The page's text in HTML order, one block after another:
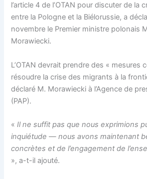
l’article 4 de l’OTAN pour discuter de la
entre la Pologne et la Biélorussie, a
novembre le Premier ministre polonais
Morawiecki.
L’OTAN devrait prendre des « mesures
résoudre la crise des migrants à la
déclaré M. Morawiecki à l’Agence de
(PAP).
« Il ne suffit pas que nous exprimions
inquiétude — nous avons maintenant
concrètes et de l’engagement de
», a-t-il ajouté.